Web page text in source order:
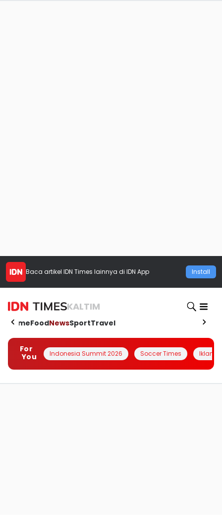
Baca artikel IDN Times lainnya di IDN App Install
KALTIM
HomeFoodNewsSportTravel
For
You
Indonesia Summit 2026 Soccer Times Iklanin